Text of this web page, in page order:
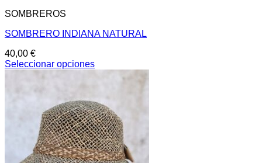
SOMBREROS
SOMBRERO INDIANA NATURAL
40,00 €
Seleccionar opciones
variantes.
opciones
pueden